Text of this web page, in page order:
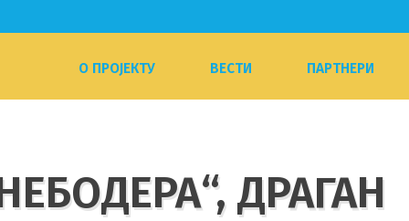
О ПРОЈЕКТУ ВЕСТИ ПАРТНЕРИ
ДРАГАН